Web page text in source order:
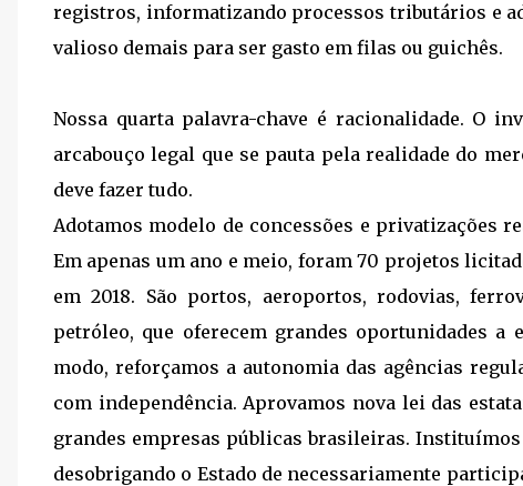
registros, informatizando processos tributários e
valioso demais para ser gasto em filas ou guichês.
Nossa quarta palavra-chave é racionalidade. O
arcabouço legal que se pauta pela realidade do
deve fazer tudo.
Adotamos modelo de concessões e privatizações
Em apenas um ano e meio, foram 70 projetos
em 2018. São portos, aeroportos, rodovias,
petróleo, que oferecem grandes oportunidades a
modo, reforçamos a autonomia das agências
com independência. Aprovamos nova lei das
grandes empresas públicas brasileiras.
desobrigando o Estado de necessariamente